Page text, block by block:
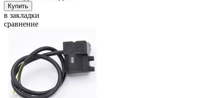
в закладки
сравнение